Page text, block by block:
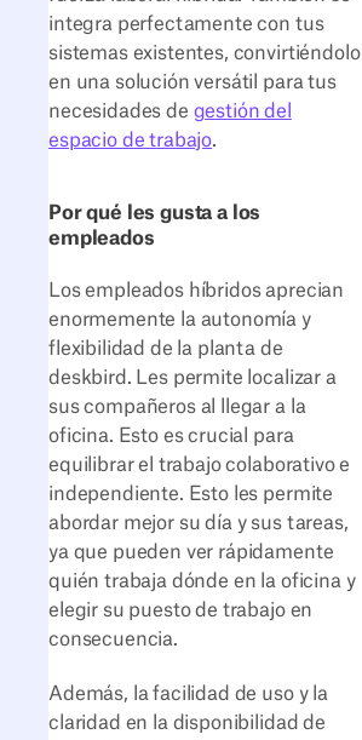
integra perfectamente con tus
sistemas existentes, convirtiéndolo
en una solución versátil para tus
necesidades de gestión del
espacio de trabajo.
Por qué les gusta a los
empleados
Los empleados híbridos aprecian
enormemente la autonomía y
flexibilidad de la planta de
deskbird. Les permite localizar a
sus compañeros al llegar a la
oficina. Esto es crucial para
equilibrar el trabajo colaborativo e
independiente. Esto les permite
abordar mejor su día y sus tareas,
ya que pueden ver rápidamente
quién trabaja dónde en la oficina y
elegir su puesto de trabajo en
consecuencia.
Además, la facilidad de uso y la
claridad en la disponibilidad de